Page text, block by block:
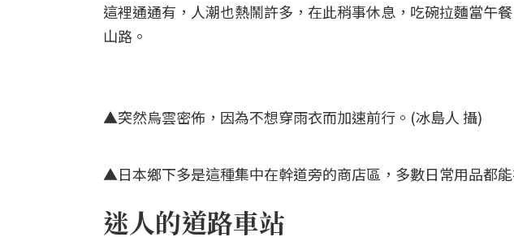
這裡通通有，人潮也熱鬧許多，在此稍事休息，吃碗拉麵當午
山路。
▲突然烏雲密佈，因為不想穿雨衣而加速前行。(冰島人 攝)
▲日本鄉下多是這種集中在幹道旁的商店區，多數日常用品都
迷人的道路車站